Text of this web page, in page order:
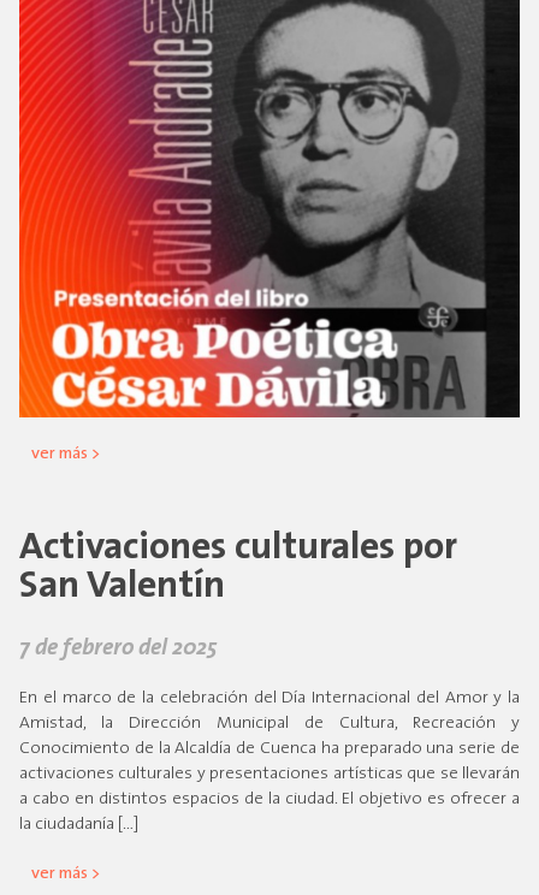
ver más >
Activaciones culturales por
San Valentín
7 de febrero del 2025
En el marco de la celebración del Día Internacional del Amor y la
Amistad, la Dirección Municipal de Cultura, Recreación y
Conocimiento de la Alcaldía de Cuenca ha preparado una serie de
activaciones culturales y presentaciones artísticas que se llevarán
a cabo en distintos espacios de la ciudad. El objetivo es ofrecer a
la ciudadanía […]
ver más >